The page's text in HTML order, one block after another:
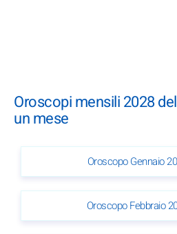
Oroscopi mensili 2028
un mese
Oroscopo Gennaio
Oroscopo Febbraio